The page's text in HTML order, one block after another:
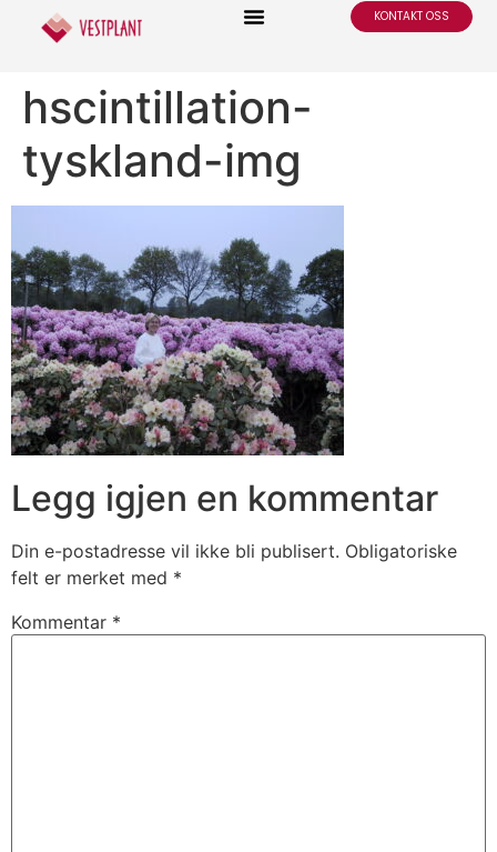
KONTAKT OSS
hscintillation-
tyskland-img
Legg igjen en kommentar
Din e-postadresse vil ikke bli publisert. Obligatoriske
felt er merket med *
Kommentar *